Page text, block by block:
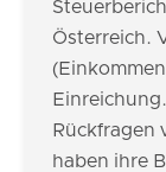
Österreich.
Rückfragen
haben ihre